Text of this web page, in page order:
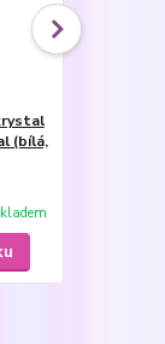
(bílá,